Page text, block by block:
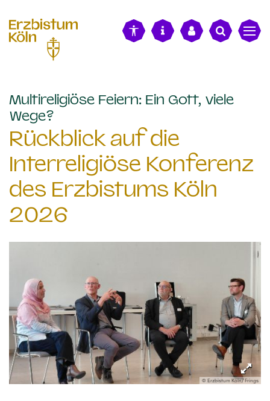
Multireligiöse Feiern: Ein Gott, viele
Wege?
Rückblick auf die
Interreligiöse Konferenz
des Erzbistums Köln
2026
© Erzbistum Köln/ Frings